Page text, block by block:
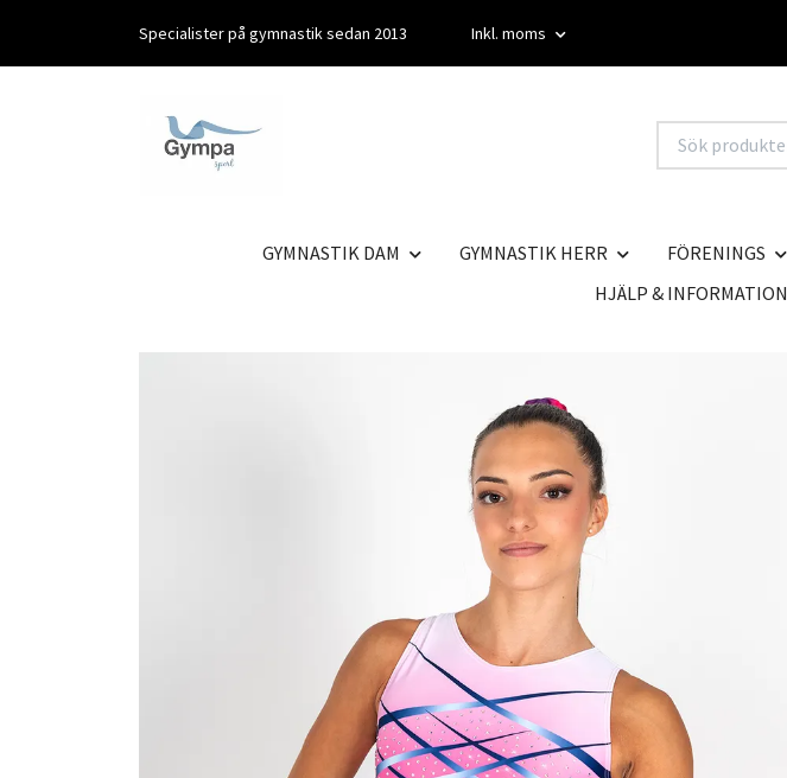
Specialister på gymnastik sedan 2013 Inkl. moms
GYMNASTIK DAM GYMNASTIK HERR FÖRENINGS
HJÄLP & INFORMATION